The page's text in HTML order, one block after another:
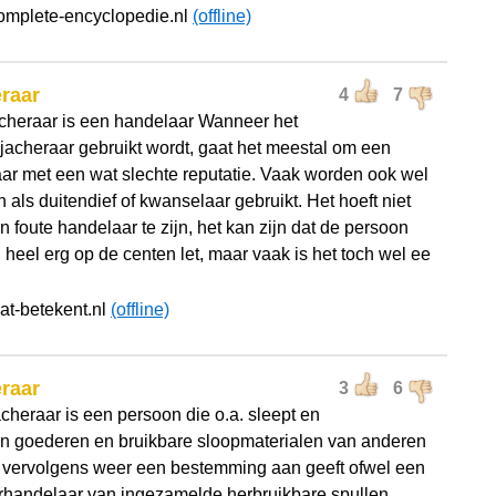
encyclopedie.nl (offline)
4 7
is een handelaar Wanneer het
gebruikt wordt, gaat het meestal om een
met een wat slechte reputatie. Vaak worden ook wel
als duitendief of kwanselaar gebruikt. Het hoeft niet
foute handelaar te zijn, het kan zijn dat de persoon
heel erg op de centen let, maar vaak is het toch wel ee
betekent.nl (offline)
3 6
is een persoon die o.a. sleept en
goederen en bruikbare sloopmaterialen van anderen
weer een bestemming aan geeft ofwel een